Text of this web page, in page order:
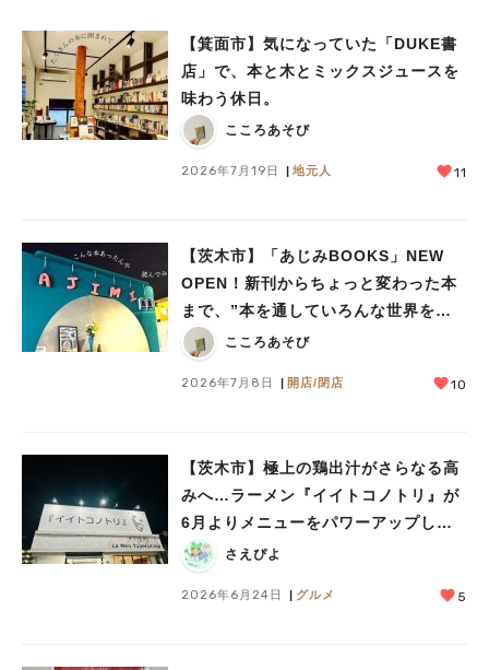
【箕面市】気になっていた「DUKE書
店」で、本と木とミックスジュースを
味わう休日。
こころあそび
2026年7月19日 地元人 11
【茨木市】「あじみBOOKS」NEW
OPEN！新刊からちょっと変わった本
まで、”本を通していろんな世界をあ
じみする” 本屋さん
こころあそび
2026年7月8日 開店/閉店 10
【茨木市】極上の鶏出汁がさらなる高
みへ…ラーメン『イイトコノトリ』が
6月よりメニューをパワーアップして
います！さえぴよ
2026年6月24日 グルメ 5